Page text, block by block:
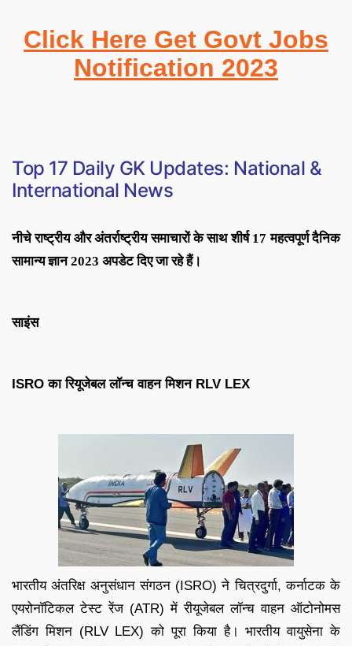
Click Here Get Govt Jobs
Notification 2023
Top 17 Daily GK Updates: National &
International News
नीचे राष्ट्रीय और अंतर्राष्ट्रीय समाचारों के साथ शीर्ष 17 महत्वपूर्ण दैनिक
सामान्य ज्ञान 2023 अपडेट दिए जा रहे हैं।
साइंस
ISRO का रियूजेबल लॉन्च वाहन मिशन RLV LEX
भारतीय अंतरिक्ष अनुसंधान संगठन (ISRO) ने चित्रदुर्गा, कर्नाटक के
एयरोनॉटिकल टेस्ट रेंज (ATR) में रीयूजेबल लॉन्च वाहन ऑटोनोमस
लैंडिंग मिशन (RLV LEX) को पूरा किया है। भारतीय वायुसेना के